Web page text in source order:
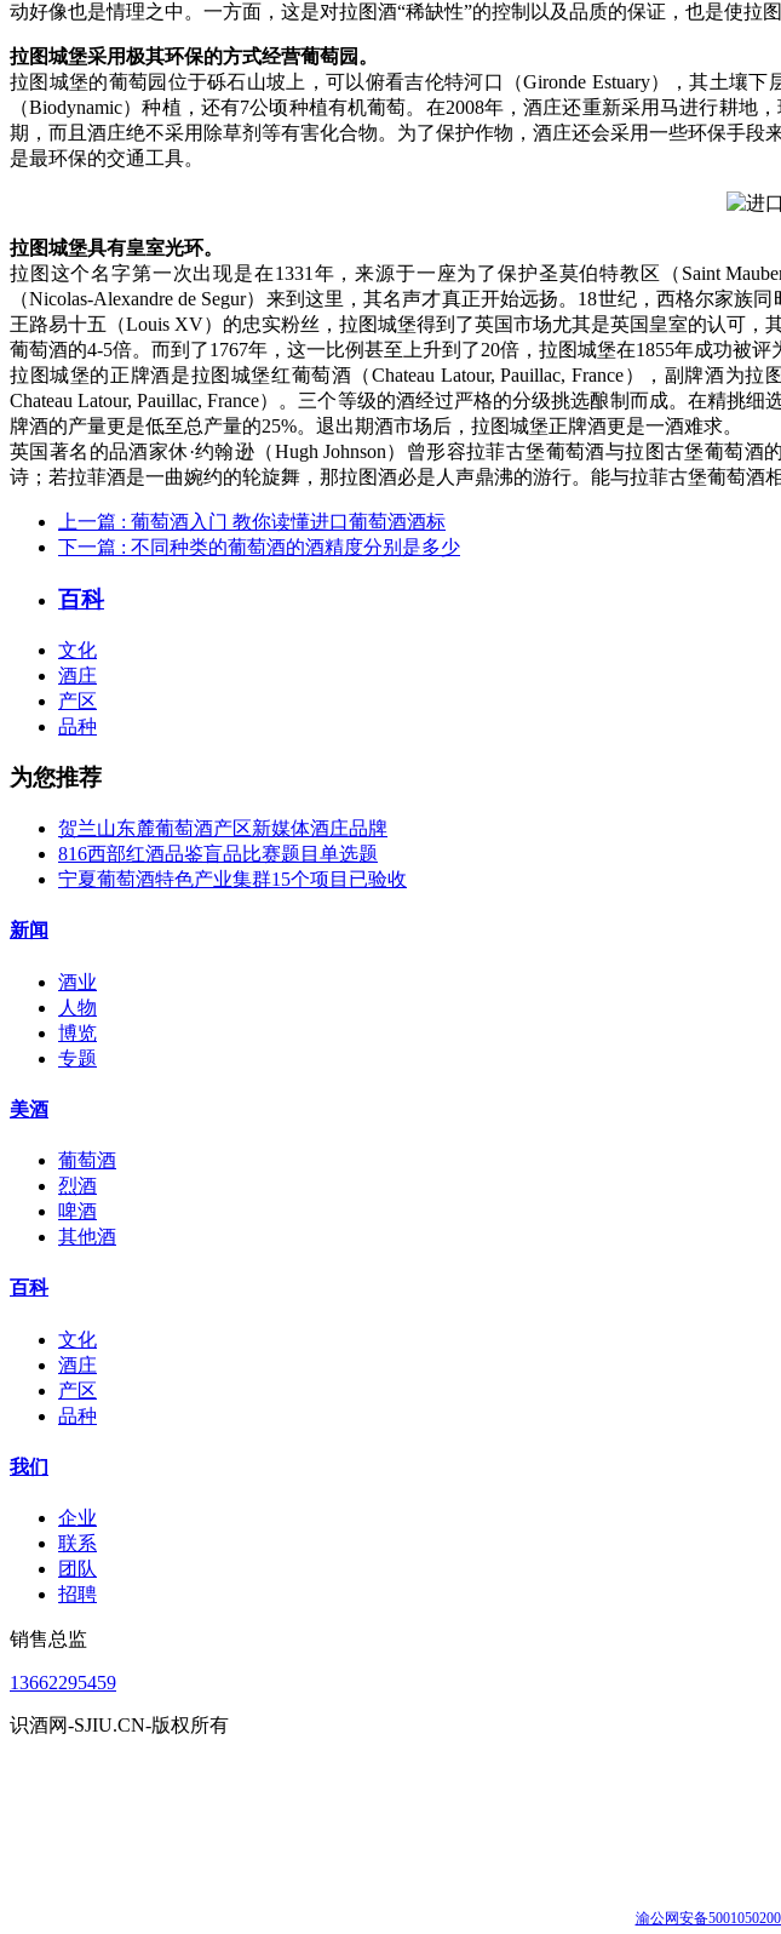
动好像也是情理之中。一方面，这是对拉图酒“稀缺性”的控制以及品质的保证，也是使
拉图城堡采用极其环保的方式经营葡萄园。
拉图城堡的葡萄园位于砾石山坡上，可以俯看吉伦特河口（Gironde Estuary），其土壤
（Biodynamic）种植，还有7公顷种植有机葡萄。在2008年，酒庄还重新采用马进行耕地
期，而且酒庄绝不采用除草剂等有害化合物。为了保护作物，酒庄还会采用一些环保手
是最环保的交通工具。
拉图城堡具有皇室光环。
拉图这个名字第一次出现是在1331年，来源于一座为了保护圣莫伯特教区（Saint
（Nicolas-Alexandre de Segur）来到这里，其名声才真正开始远扬。18世纪，西格尔家
王路易十五（Louis XV）的忠实粉丝，拉图城堡得到了英国市场尤其是英国皇室的认可
葡萄酒的4-5倍。而到了1767年，这一比例甚至上升到了20倍，拉图城堡在1855年成功被
拉图城堡的正牌酒是拉图城堡红葡萄酒（Chateau Latour, Pauillac, France），副牌酒为
Chateau Latour, Pauillac, France）。三个等级的酒经过严格的分级挑选酿制而成。在精挑
牌酒的产量更是低至总产量的25%。退出期酒市场后，拉图城堡正牌酒更是一酒难求。
英国著名的品酒家休·约翰逊（Hugh Johnson）曾形容拉菲古堡葡萄酒与拉图古堡葡萄
诗；若拉菲酒是一曲婉约的轮旋舞，那拉图酒必是人声鼎沸的游行。能与拉菲古堡葡萄酒
上一篇 : 葡萄酒入门 教你读懂进口葡萄酒酒标
下一篇 : 不同种类的葡萄酒的酒精度分别是多少
百科
文化
酒庄
产区
品种
为您推荐
贺兰山东麓葡萄酒产区新媒体酒庄品牌
816西部红酒品鉴盲品比赛题目单选题
宁夏葡萄酒特色产业集群15个项目已验收
新闻
酒业
人物
博览
专题
美酒
葡萄酒
烈酒
啤酒
其他酒
百科
文化
酒庄
产区
品种
我们
企业
联系
团队
招聘
销售总监
13662295459
识酒网-SJIU.CN-版权所有
渝公网安备